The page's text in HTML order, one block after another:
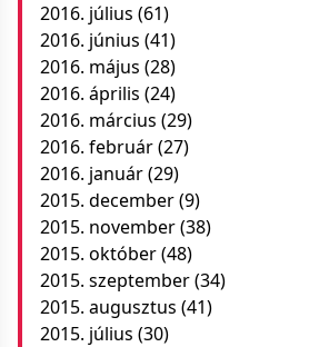
2016. július (61)
2016. június (41)
2016. május (28)
2016. április (24)
2016. március (29)
2016. február(27)
2016. január(29)
2015. december(9)
2015. november(38)
2015. október(48)
2015. szeptember(34)
2015. augusztus (41)
2015. július (30)